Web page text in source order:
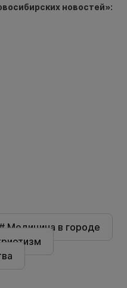
новостей»:
# Медицина в городе